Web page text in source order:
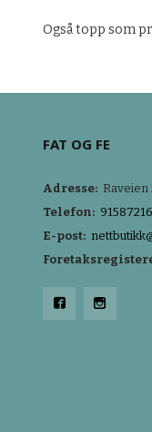
Også topp som
FAT OG FE
Adresse: Raveien
Telefon: 91587216
E-post: